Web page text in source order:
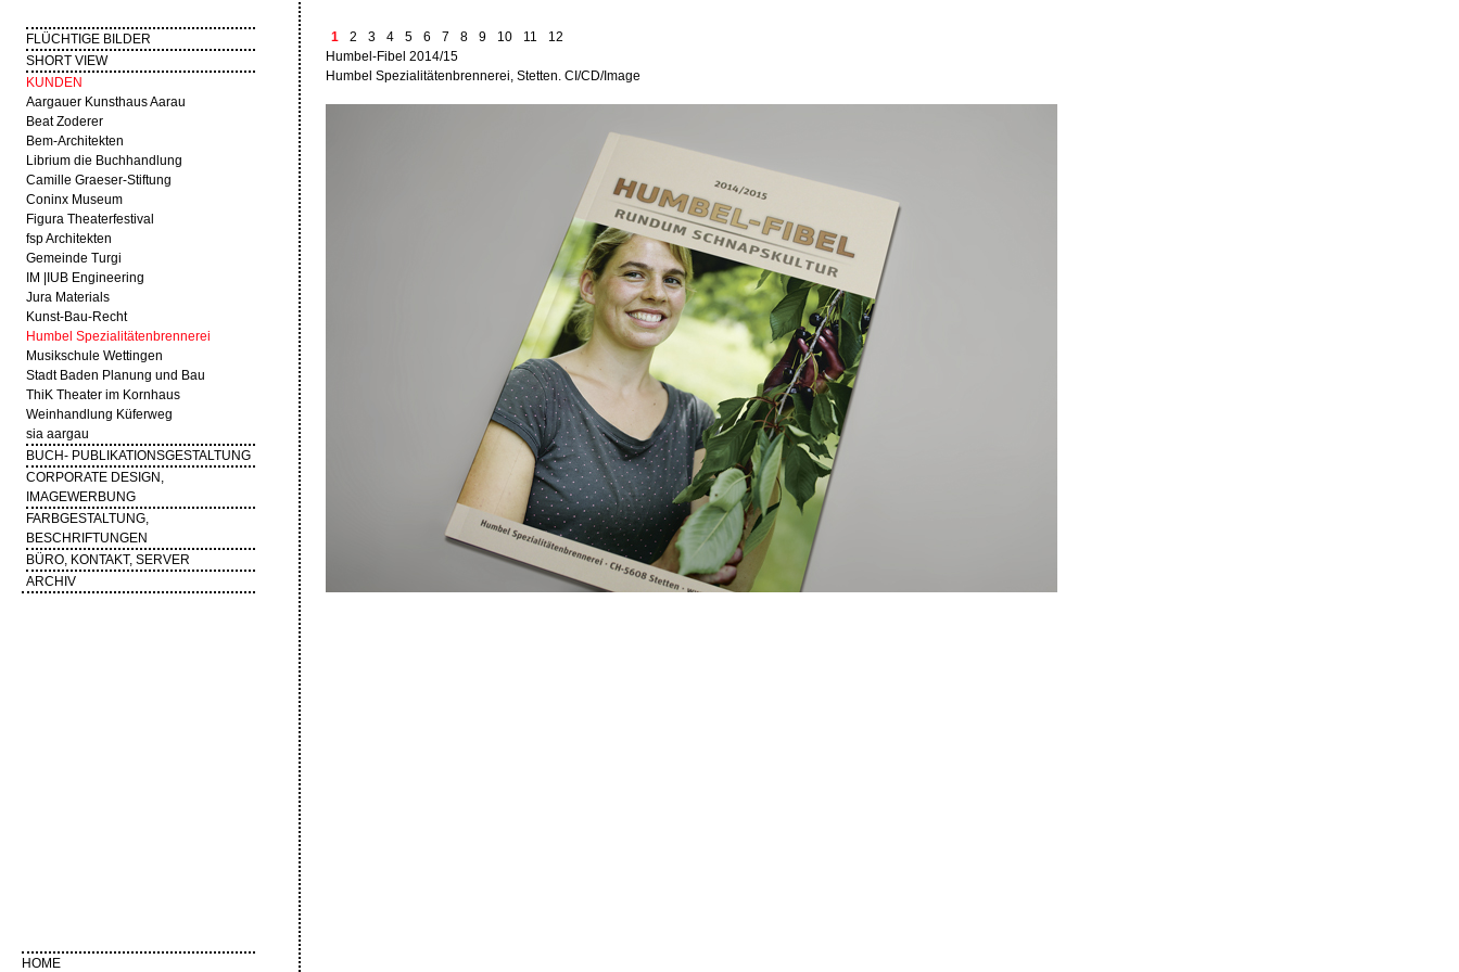
FLÜCHTIGE BILDER
SHORT VIEW
KUNDEN
Aargauer Kunsthaus Aarau
Beat Zoderer
Bem-Architekten
Librium die Buchhandlung
Camille Graeser-Stiftung
Coninx Museum
Figura Theaterfestival
fsp Architekten
Gemeinde Turgi
IM |IUB Engineering
Jura Materials
Kunst-Bau-Recht
Humbel Spezialitätenbrennerei
Musikschule Wettingen
Stadt Baden Planung und Bau
ThiK Theater im Kornhaus
Weinhandlung Küferweg
sia aargau
BUCH- PUBLIKATIONSGESTALTUNG
CORPORATE DESIGN,
IMAGEWERBUNG
FARBGESTALTUNG,
BESCHRIFTUNGEN
BÜRO, KONTAKT, SERVER
ARCHIV
1 2 3 4 5 6 7 8 9 10 11
12
Humbel-Fibel 2014/15
Humbel Spezialitätenbrennerei, Stetten. CI/CD/Image
HOME